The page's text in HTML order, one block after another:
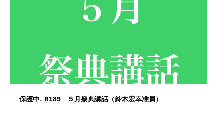
保護中: R189 ５月祭典講話（鈴木宏幸准員）